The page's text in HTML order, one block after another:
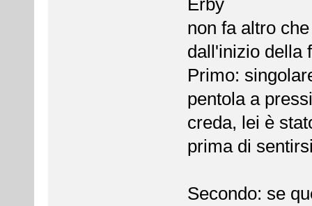
Erby
non fa altro
dall'inizio della
Primo:
pentola a
creda, lei è
prima di
Secondo: se